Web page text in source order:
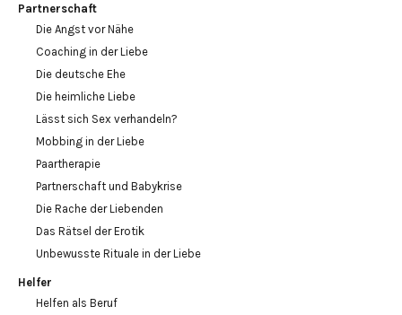
Partnerschaft
Die Angst vor Nähe
Coaching in der Liebe
Die deutsche Ehe
Die heimliche Liebe
Lässt sich Sex verhandeln?
Mobbing in der Liebe
Paartherapie
Partnerschaft und Babykrise
Die Rache der Liebenden
Das Rätsel der Erotik
Unbewusste Rituale in der Liebe
Helfer
Helfen als Beruf